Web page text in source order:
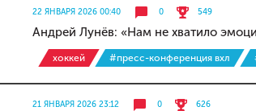
22 ЯНВАРЯ 2026 00:40 0 549
Андрей Лунёв: «Нам не хватило
хоккей #пресс-конференция вхл
21 ЯНВАРЯ 2026 23:12 0 626